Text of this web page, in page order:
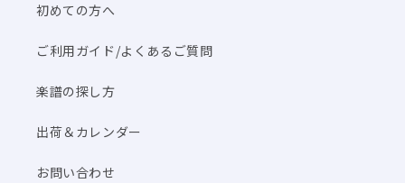
初めての方へ
ご利用ガイド/よくあるご質問
楽譜の探し方
出荷＆カレンダー
お問い合わせ